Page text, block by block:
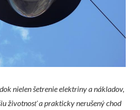
nielen šetrenie elektriny a nákladov,
životnosť a prakticky nerušený chod